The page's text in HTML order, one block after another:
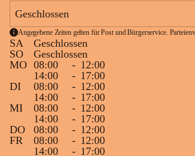
Geschlossen
Angegebene Zeiten gelten für Post und Bürgerservice.
SA
Geschlossen
SO
Geschlossen
MO 08:00 - 12:00
14:00
- 17:00
DI
08:00 - 12:00
14:00
- 17:00
MI
08:00 - 12:00
14:00
- 17:00
DO
08:00 - 12:00
FR
08:00 - 12:00
14:00
- 17:00